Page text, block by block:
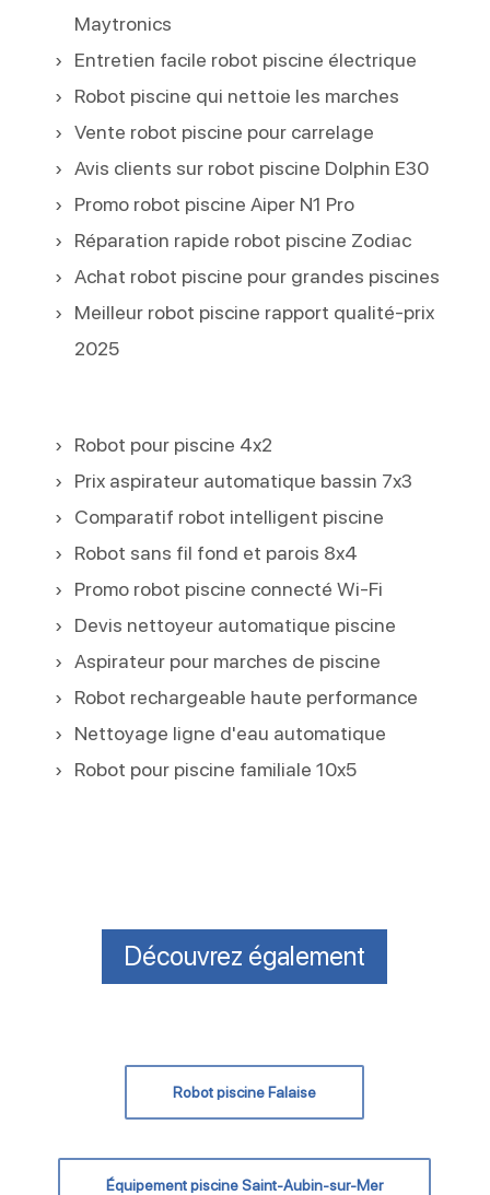
Maytronics
Entretien facile robot piscine électrique
Robot piscine qui nettoie les marches
Vente robot piscine pour carrelage
Avis clients sur robot piscine Dolphin E30
Promo robot piscine Aiper N1 Pro
Réparation rapide robot piscine Zodiac
Achat robot piscine pour grandes piscines
Meilleur robot piscine rapport qualité-prix
2025
Robot pour piscine 4x2
Prix aspirateur automatique bassin 7x3
Comparatif robot intelligent piscine
Robot sans fil fond et parois 8x4
Promo robot piscine connecté Wi-Fi
Devis nettoyeur automatique piscine
Aspirateur pour marches de piscine
Robot rechargeable haute performance
Nettoyage ligne d'eau automatique
Robot pour piscine familiale 10x5
Découvrez également
Robot piscine Falaise
Équipement piscine Saint-Aubin-sur-Mer